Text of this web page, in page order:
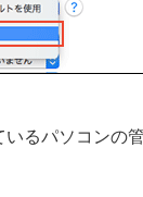
るパソコンの